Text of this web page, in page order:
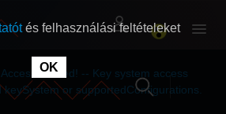
RÓLUNK
RÓLUNK
Denied! -- Key system access
or supportedConfigurations.
és felhasználási feltételeket
OK